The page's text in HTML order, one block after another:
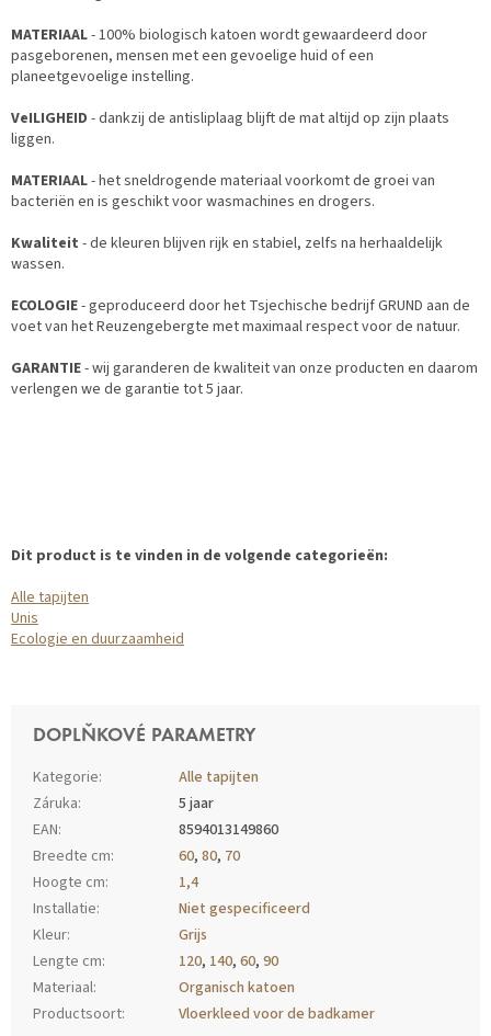
MATERIAAL- 100% biologisch katoen wordt gewaardeerd door
pasgeborenen, mensen met een gevoelige huid of een
planeetgevoelige instelling.
VeILIGHEID - dankzij de antisliplaag blijft de mat altijd op zijn plaats
liggen.
MATERIAAL- het sneldrogende materiaal voorkomt de groei van
bacteriën en is geschikt voor wasmachines en drogers.
Kwaliteit - de kleuren blijven rijk en stabiel, zelfs na herhaaldelijk
wassen.
ECOLOGIE- geproduceerd door het Tsjechische bedrijf GRUND aan de
voet van het Reuzengebergte met maximaal respect voor de natuur.
GARANTIE- wij garanderen de kwaliteit van onze producten en daarom
verlengen we de garantie tot 5 jaar.
Dit product is te vinden in de volgende categorieën:
Alle tapijten
Unis
Ecologie en duurzaamheid
DOPLŇKOVÉ PARAMETRY
Kategorie:
Alle tapijten
Záruka:
5 jaar
EAN:
8594013149860
Breedte cm: 60, 80, 70
Hoogte cm:
1,4
Installatie:
Niet gespecificeerd
Kleur:
Grijs
Lengte cm: 120, 140, 60, 90
Materiaal:
Organisch katoen
Productsoort:
Vloerkleed voor de badkamer